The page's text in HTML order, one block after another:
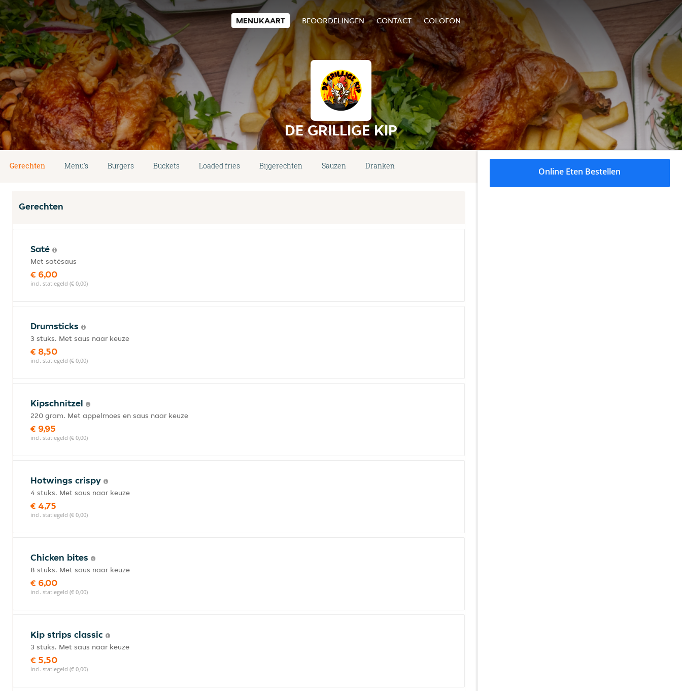
MENUKAART BEOORDELINGEN CONTACT COLOFON
DE GRILLIGE KIP
Gerechten Menu's Burgers Buckets Loaded fries Bijgerechten Sauzen Dranken
Gerechten
Saté
Met satésaus
€ 6,00
incl. statiegeld (€ 0,00)
Drumsticks
3 stuks. Met saus naar keuze
€ 8,50
incl. statiegeld (€ 0,00)
Kipschnitzel
220 gram. Met appelmoes en saus naar keuze
€ 9,95
incl. statiegeld (€ 0,00)
Hotwings crispy
4 stuks. Met saus naar keuze
€ 4,75
incl. statiegeld (€ 0,00)
Chicken bites
8 stuks. Met saus naar keuze
€ 6,00
incl. statiegeld (€ 0,00)
Kip strips classic
3 stuks. Met saus naar keuze
€ 5,50
incl. statiegeld (€ 0,00)
Online Eten Bestellen